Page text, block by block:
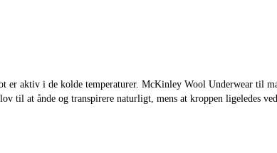
aktiv i de kolde temperaturer. McKinley Wool Underwear til
til at ånde og transpirere naturligt, mens at kroppen ligeledes